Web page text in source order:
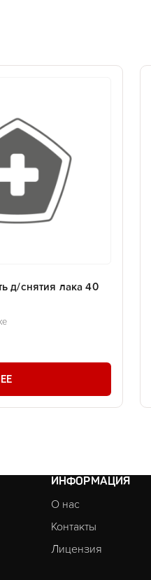
д/снятия лака 40
ИНФОРМАЦИЯ
О нас
Контакты
Лицензия